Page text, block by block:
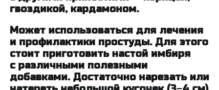
гвоздикой, кардамоном.
Может использоваться для лечения
и профилактики простуды. Для этого
стоит приготовить настой имбиря
с различными полезными
добавками. Достаточно нарезать или